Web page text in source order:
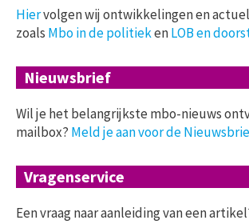
Hiervolgen wij ontwikkelingen en
zoals Mbo in de politiekenLOB en
Nieuwsbrief
Wil je het belangrijkste mbo-nieuws
mailbox? Meld je aan voor de
Vragenservice
Een vraag naar aanleiding van een